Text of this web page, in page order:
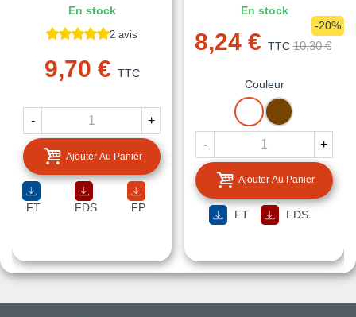
En stock
2 avis
9,70 € TTC
- +
Ajouter Au Panier
FT FDS FP
En stock
8,24 € TTC 10,30 €
-20%
Couleur
BLANC MARRON
- +
Ajouter Au Panier
FT FDS